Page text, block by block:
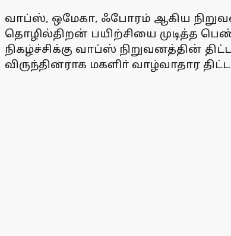
வாப்ஸ், ஒமேகா, ஃபோரம் ஆகிய
தொழில்திறன் பயிற்சியை முடித்த
நிகழ்ச்சிக்கு வாப்ஸ் நிறுவனத்தின்
விருந்தினராக மகளிா் வாழ்வாதார